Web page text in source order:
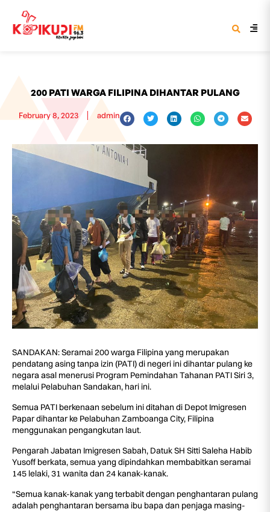
200 PATI WARGA FILIPINA DIHANTAR PULANG
February 8, 2023 admin
SANDAKAN: Seramai 200 warga Filipina yang merupakan
pendatang asing tanpa izin (PATI) di negeri ini dihantar pulang ke
negara asal menerusi Program Pemindahan Tahanan PATI Siri 3,
melalui Pelabuhan Sandakan, hari ini.
Semua PATI berkenaan sebelum ini ditahan di Depot Imigresen
Papar dihantar ke Pelabuhan Zamboanga City, Filipina
menggunakan pengangkutan laut.
Pengarah Jabatan Imigresen Sabah, Datuk SH Sitti Saleha Habib
Yusoff berkata, semua yang dipindahkan membabitkan seramai
145 lelaki, 31 wanita dan 24 kanak-kanak.
“Semua kanak-kanak yang terbabit dengan penghantaran pulang
adalah penghantaran bersama ibu bapa dan penjaga masing-